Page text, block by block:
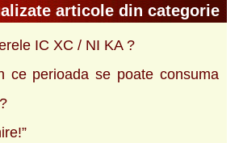
articole din categorie
IC XC / NI KA ?
ce perioada se poate consuma